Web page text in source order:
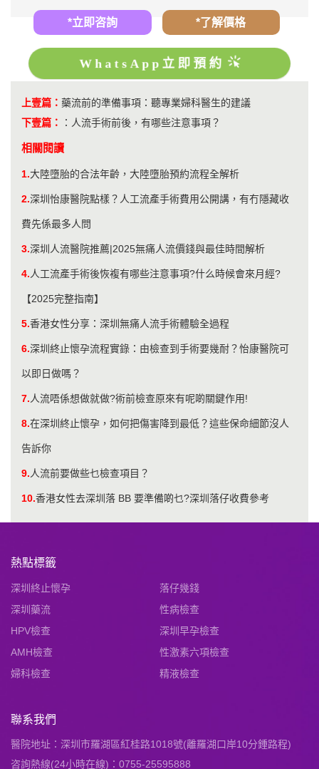
*立即咨詢 *了解價格
WhatsApp立即預約
上壹篇： 藥流前的準備事項：聽專業婦科醫生的建議
下壹篇：
： 人流手術前後，有哪些注意事項？
相關閱讀
1.大陸墮胎的合法年齡，大陸墮胎預約流程全解析
2.深圳怡康醫院點樣？人工流產手術費用公開講，有冇隱藏收
費先係最多人問
3.深圳人流醫院推薦|2025無痛人流價錢與最佳時間解析
4.人工流產手術後恢複有哪些注意事項?什么時候會來月經?
【2025完整指南】
5.香港女性分享：深圳無痛人流手術體驗全過程
6.深圳終止懷孕流程實錄：由檢查到手術要幾耐？怡康醫院可
以即日做嗎？
7.人流唔係想做就做?術前檢查原來有呢啲關鍵作用!
8.在深圳終止懷孕，如何把傷害降到最低？這些保命細節沒人
告訴你
9.人流前要做些乜檢查項目？
10.香港女性去深圳落 BB 要準備啲乜?深圳落仔收費參考
熱點標籤
深圳終止懷孕
落仔幾錢
深圳藥流
性病檢查
HPV檢查
深圳早孕檢查
AMH檢查
性激素六項檢查
婦科檢查
精液檢查
聯系我們
醫院地址：深圳市羅湖區紅桂路1018號(離羅湖口岸10分鍾路程)
咨詢熱線(24小時在線)：0755-25595888